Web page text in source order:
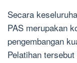
Secara
PAS merupakan
pengembangan
Pelatihan